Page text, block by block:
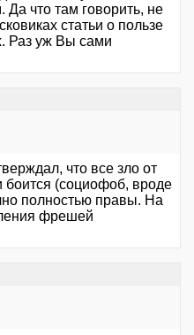
что там говорить, не
статьи о пользе
Раз уж Вы сами
что все зло от
(социофоб, вроде
полностью правы. На
фрешей